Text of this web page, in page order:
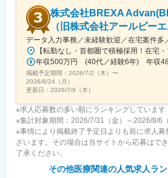
株式会社BREXA
（旧株式会社アールピー
データ入力事務／未経験歓迎／在宅案件多
掲載予定期間： 2026/7/2（木） 〜
2026/8/24（月）
更新日： 2026/7/9（木）
※求人応募数の多い順にランキングしています
※集計対象期間：2026/7/31（金）～2026/8/6（
※事情により掲載終了予定日よりも前に求人
ざいます。その場合は当サイトから応募はで
了承ください。
その他医療関連の人気求人ラ